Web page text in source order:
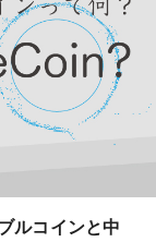
ルコインと中